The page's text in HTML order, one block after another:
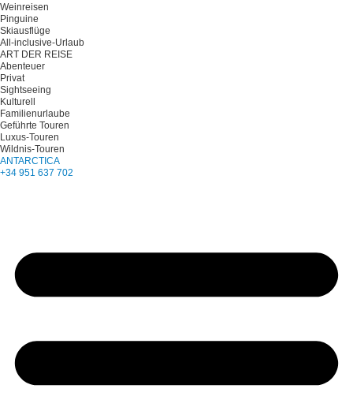
Weinreisen
Pinguine
Skiausflüge
All-inclusive-Urlaub
ART DER REISE
Abenteuer
Privat
Sightseeing
Kulturell
Familienurlaube
Geführte Touren
Luxus-Touren
Wildnis-Touren
ANTARCTICA
+34 951 637 702